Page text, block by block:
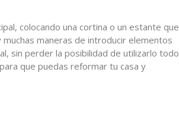
colocando una cortina o un estante que
maneras de introducir elementos
sin perder la posibilidad de utilizarlo todo
que puedas reformar tu casa y